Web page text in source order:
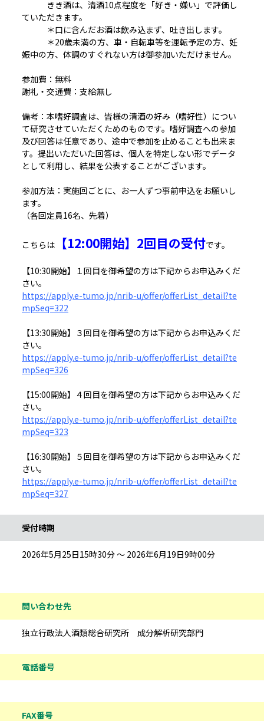
きき酒は、清酒10点程度を「好き・嫌い」で評価し
ていただきます。
＊口に含んだお酒は飲み込まず、吐き出します。
＊20歳未満の方、車・自転車等を運転予定の方、妊
娠中の方、体調のすぐれない方は御参加いただけません。
参加費：無料
謝礼・交通費：支給無し
備考：本嗜好調査は、皆様の清酒の好み（嗜好性）につい
て研究させていただくためのものです。嗜好調査への参加
及び回答は任意であり、途中で参加を止めることも出来ま
す。提出いただいた回答は、個人を特定しない形でデータ
として利用し、結果を公表することがございます。
参加方法：実施回ごとに、お一人ずつ事前申込をお願いし
ます。
（各回定員16名、先着）
こちらは 【12:00開始】2回目の受付です。
【10:30開始】１回目を御希望の方は下記からお申込みくだ
さい。
https://apply.e-tumo.jp/nrib-u/offer/offerList_detail?te
mpSeq=322
【13:30開始】３回目を御希望の方は下記からお申込みくだ
さい。
https://apply.e-tumo.jp/nrib-u/offer/offerList_detail?te
mpSeq=326
【15:00開始】４回目を御希望の方は下記からお申込みくだ
さい。
https://apply.e-tumo.jp/nrib-u/offer/offerList_detail?te
mpSeq=323
【16:30開始】５回目を御希望の方は下記からお申込みくだ
さい。
https://apply.e-tumo.jp/nrib-u/offer/offerList_detail?te
mpSeq=327
受付時期
2026年5月25日15時30分 ～ 2026年6月19日9時00分
問い合わせ先
独立行政法人酒類総合研究所 成分解析研究部門
電話番号
FAX番号